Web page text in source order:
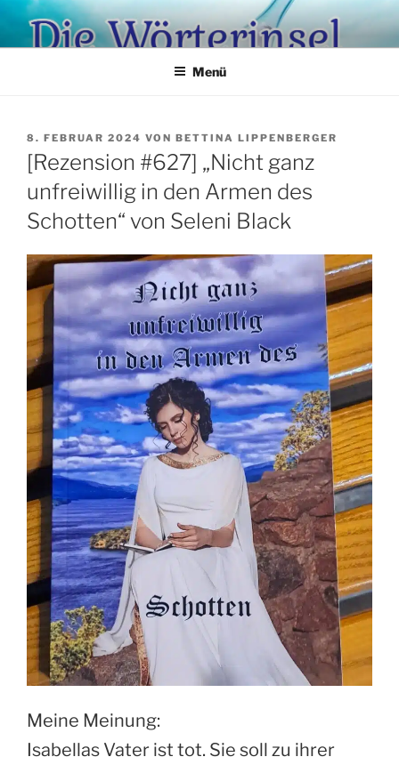
Zum
Inhalt
springen
Menü
VERÖFFENTLICHT
AM
8. FEBRUAR 2024 VON BETTINA LIPPENBERGER
[Rezension #627] „Nicht ganz
unfreiwillig in den Armen des
Schotten“ von Seleni Black
Meine Meinung:
Isabellas Vater ist tot. Sie soll zu ihrer